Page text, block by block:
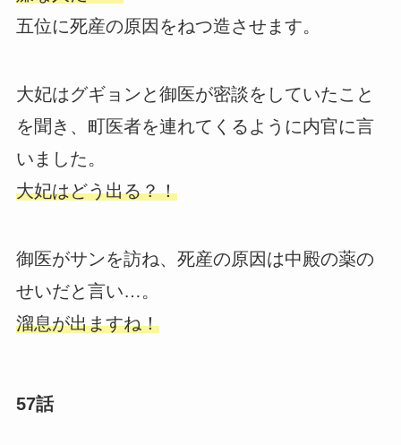
五位に死産の原因をねつ造させます。
大妃はグギョンと御医が密談をしていたこと
を聞き、町医者を連れてくるように内官に言
いました。
大妃はどう出る？！
御医がサンを訪ね、死産の原因は中殿の薬の
せいだと言い…。
溜息が出ますね！
57話